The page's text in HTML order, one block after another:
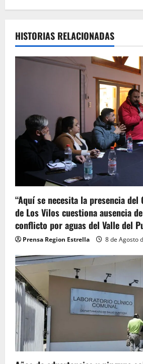
HISTORIAS RELACIONADAS
“Aquí se necesita la presencia del
de Los Vilos cuestiona ausencia
conflicto por aguas del Valle del
Prensa Region Estrella 8 de Agosto